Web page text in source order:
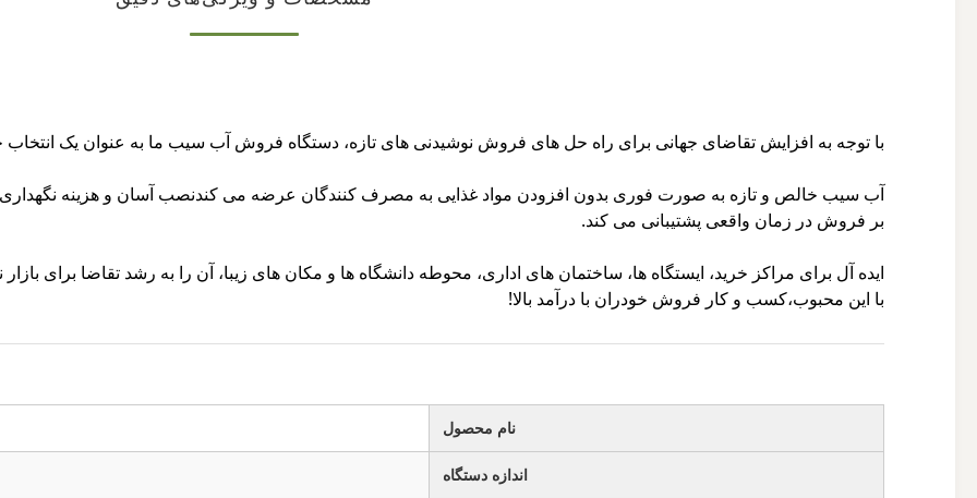
با توجه به افزایش تقاضای جهانی برای راه حل های فروش نوشیدنی های تازه، دستگاه فروش آب سیب ما به عنوان یک
آب سیب خالص و تازه به صورت فوری بدون افزودن مواد غذایی به مصرف کنندگان عرضه می کندنصب آسان و هزینه
بر فروش در زمان واقعی پشتیبانی می کند.
ایده آل برای مراکز خرید، ایستگاه ها، ساختمان های اداری، محوطه دانشگاه ها و مکان های زیبا، آن را به رشد تقاضا برای
با این محبوب،کسب و کار فروش خودران با درآمد بالا!
نام محصول
اندازه دستگاه